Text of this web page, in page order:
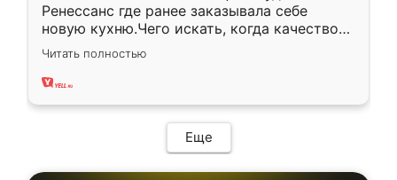
Ренессанс где ранее заказывала себе
новую кухню.Чего искать, когда качеством
вполне довольна. Служит кухня уже почти
два года, нареканий нет.
Читать полностью
Еще